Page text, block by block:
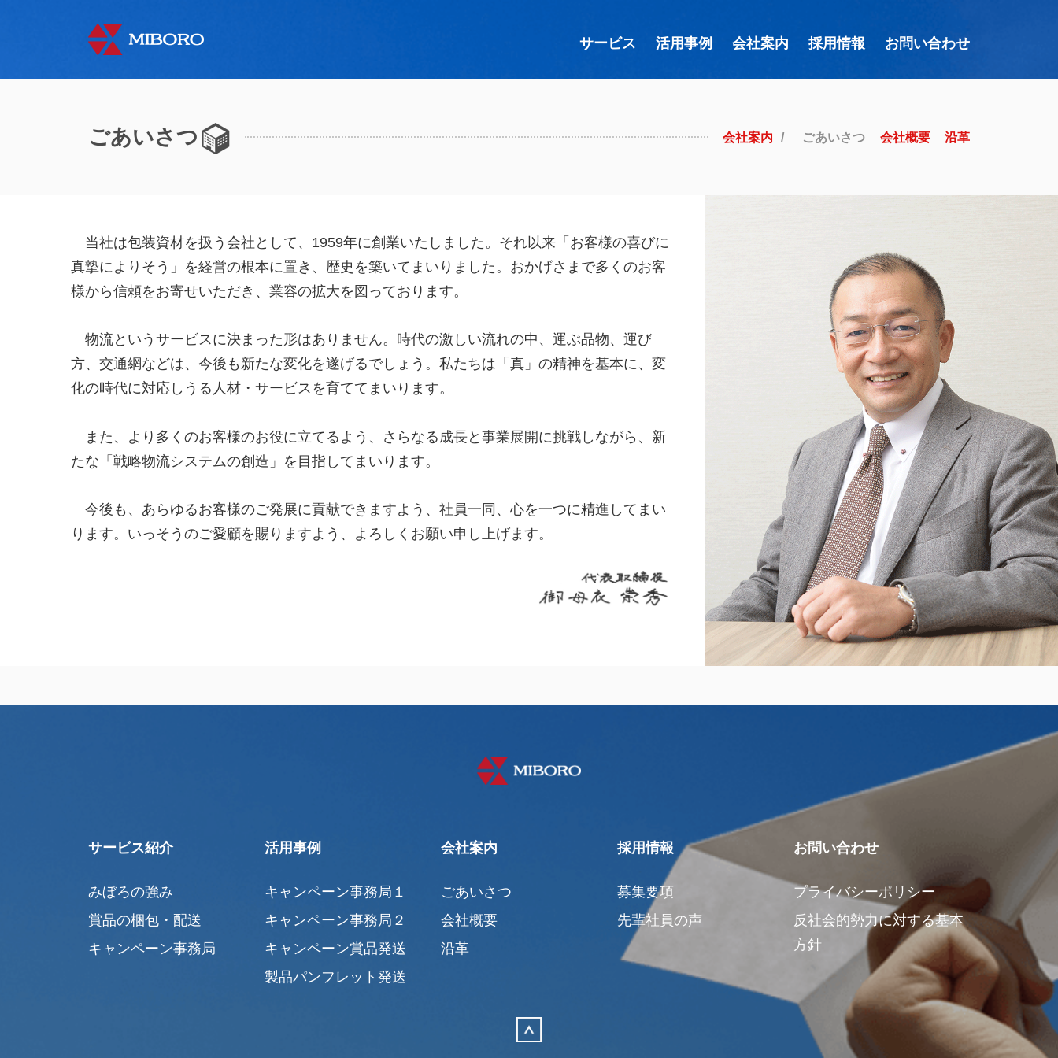
サービス 活用事例 会社案内 採用情報 お問い合わせ
ごあいさつ 会社案内 ごあいさつ 会社概要 沿革
当社は包装資材を扱う会社として、1959年に創業いたしました。それ以来「お客様の喜びに
真摯によりそう」を経営の根本に置き、歴史を築いてまいりました。おかげさまで多くのお客
様から信頼をお寄せいただき、業容の拡大を図っております。
物流というサービスに決まった形はありません。時代の激しい流れの中、運ぶ品物、運び
方、交通網などは、今後も新たな変化を遂げるでしょう。私たちは「真」の精神を基本に、変
化の時代に対応しうる人材・サービスを育ててまいります。
また、より多くのお客様のお役に立てるよう、さらなる成長と事業展開に挑戦しながら、新
たな「戦略物流システムの創造」を目指してまいります。
今後も、あらゆるお客様のご発展に貢献できますよう、社員一同、心を一つに精進してまい
ります。いっそうのご愛顧を賜りますよう、よろしくお願い申し上げます。
サービス紹介
みぼろの強み
賞品の梱包・配送
キャンペーン事務局
活用事例
キャンペーン事務局１
キャンペーン事務局２
キャンペーン賞品発送
製品パンフレット発送
会社案内
ごあいさつ
会社概要
沿革
採用情報
募集要項
先輩社員の声
お問い合わせ
プライバシーポリシー
反社会的勢力に対する基本
方針